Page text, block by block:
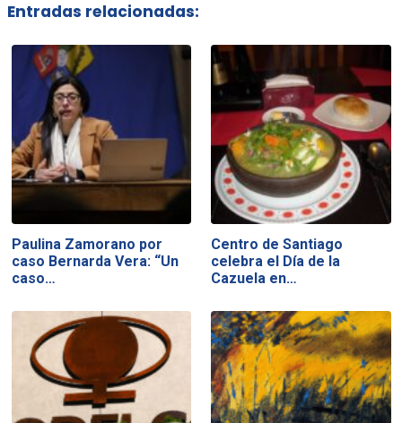
Entradas relacionadas:
Paulina Zamorano por
caso Bernarda Vera: “Un
caso…
Centro de Santiago
celebra el Día de la
Cazuela en…